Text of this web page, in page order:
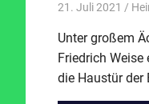
21. Juli 2021
Unter großem
Friedrich
die Haustür der